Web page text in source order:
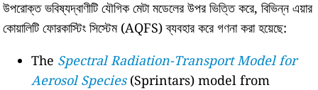
উপরোক্ত ভবিষ্যদ্বাণীটি যৌগিক মেটা মডেলের উপর ভিত্তি করে, বিভিন্ন এয়ার
কোয়ালিটি ফোরকাস্টিং সিস্টেম (AQFS) ব্যবহার করে গণনা করা হয়েছে:
The Spectral Radiation-Transport Model for
Aerosol Species(Sprintars) model from